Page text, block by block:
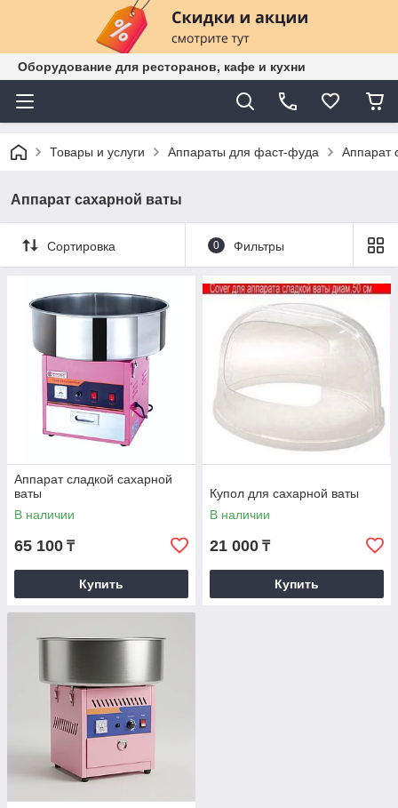
Оборудование для ресторанов, кафе и кухни
Товары и услуги Аппараты для фаст-фуда Аппарат
Аппарат сахарной ваты
Сортировка 0 Фильтры
Аппарат сладкой сахарной
ваты
В наличии
65 100 ₸
Купить
Купол для сахарной ваты
В наличии
21 000 ₸
Купить